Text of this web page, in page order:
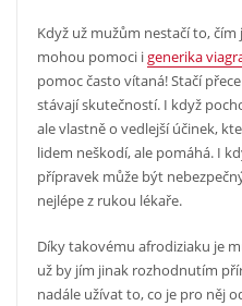
Když už mužům nestačí to,
mohou pomoci igenerika
pomoc často vítaná! Stačí
stávají skutečností. I když
ale vlastně o vedlejší účinek,
lidem neškodí, ale pomáhá. I
přípravek může být
nejlépe z rukou lékaře.
Díky takovému afrodiziaku je
už by jím jinak rozhodnutím
nadále užívat to, co je pro něj